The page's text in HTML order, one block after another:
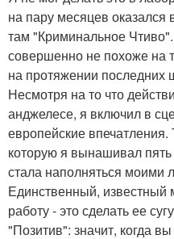
на пару месяцев
там "Криминальное
совершенно не похоже на
на протяжении последних
Несмотря на то что
анджелесе, я включил в
европейские
которую я вынашивал
стала наполняться
Единственный, известный
работу - это сделать ее
"Позитив": значит, когда